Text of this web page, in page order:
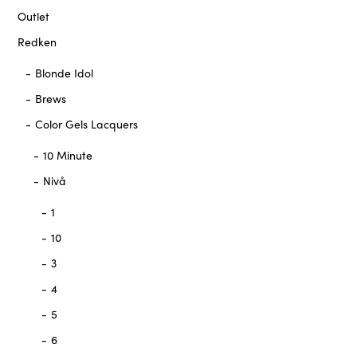
Outlet
Redken
Blonde Idol
Brews
Color Gels Lacquers
10 Minute
Nivå
1
10
3
4
5
6